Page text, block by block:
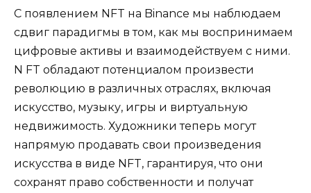
С появлением NFT на Binance мы наблюдаем
сдвиг парадигмы в том, как мы воспринимаем
цифровые активы и взаимодействуем с ними.
N FT обладают потенциалом произвести
революцию в различных отраслях, включая
искусство, музыку, игры и виртуальную
недвижимость. Художники теперь могут
напрямую продавать свои произведения
искусства в виде NFT, гарантируя, что они
сохранят право собственности и получат